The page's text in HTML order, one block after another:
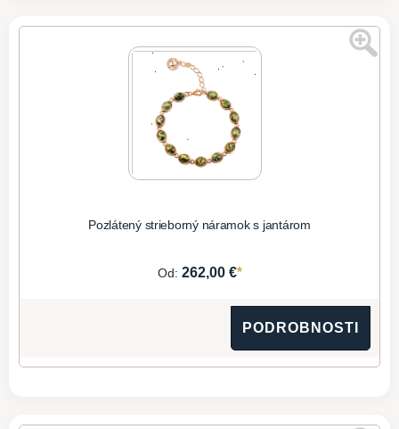
Pozlátený strieborný náramok s jantárom
Od: 262,00 €*
PODROBNOSTI